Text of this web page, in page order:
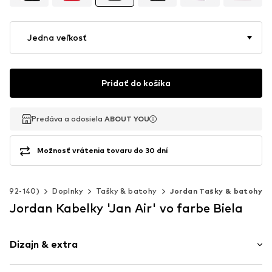
Jedna veľkosť
Pridať do košíka
Predáva a odosiela ABOUT YOU
Predáva a odosiela ABOUT YOU
Možnosť vrátenia tovaru do 30 dní
92-140) Doplnky Tašky & batohy Jordan Tašky & batohy
Jordan Kabelky 'Jan Air' vo farbe Biela
Dizajn & extra